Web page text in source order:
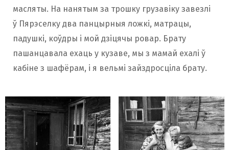
масляты. На нанятым за трошку грузавіку завезлі
ў Пярэселку два панцырныя ложкі, матрацы,
падушкі, коўдры і мой дзіцячы ровар. Брату
пашанцавала ехаць у кузаве, мы з мамай ехалі ў
кабіне з шафёрам, і я вельмі зайздросціла брату.